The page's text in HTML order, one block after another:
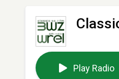
Play Radio